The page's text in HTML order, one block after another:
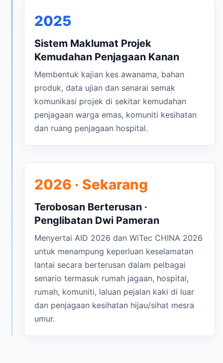
2025
Sistem Maklumat Projek
Kemudahan Penjagaan Kanan
Membentuk kajian kes awanama, bahan
produk, data ujian dan senarai semak
komunikasi projek di sekitar kemudahan
penjagaan warga emas, komuniti kesihatan
dan ruang penjagaan hospital.
2026 · Sekarang
Terobosan Berterusan ·
Penglibatan Dwi Pameran
Menyertai AID 2026 dan WiTec CHINA 2026
untuk menampung keperluan keselamatan
lantai secara berterusan dalam pelbagai
senario termasuk rumah jagaan, hospital,
rumah, komuniti, laluan pejalan kaki di luar
dan penjagaan kesihatan hijau/sihat mesra
umur.